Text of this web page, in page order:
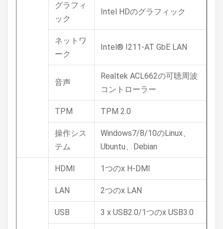
グラフィ
ック
Intel HDのグラフィック
ネットワ
ーク
Intel® I211-AT GbE LAN
音声
Realtek ACL662の可聴周波
コントローラー
TPM TPM 2.0
操作シス
テム
Windows7/8/10のLinux、
Ubuntu、Debian
HDMI 1つのx H-DMI
LAN 2つのx LAN
USB 3 x USB2.0/1つのx USB3.0